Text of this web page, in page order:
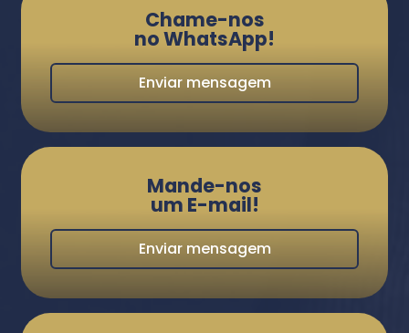
Chame-nos
no WhatsApp!
Enviar mensagem
Mande-nos
um E-mail!
Enviar mensagem